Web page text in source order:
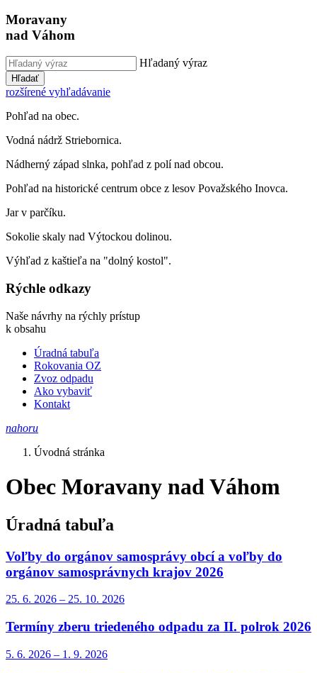
Moravany
nad Váhom
Hľadaný výraz
Hľadať
rozšírené vyhľadávanie
Pohľad na obec.
Vodná nádrž Striebornica.
Nádherný západ slnka, pohľad z polí nad obcou.
Pohľad na historické centrum obce z lesov Považského Inovca.
Jar v parčíku.
Sokolie skaly nad Výtockou dolinou.
Výhľad z kaštieľa na "dolný kostol".
Rýchle odkazy
Naše návrhy na rýchly prístup
k obsahu
Úradná tabuľa
Rokovania OZ
Zvoz odpadu
Ako vybaviť
Kontakt
nahoru
Úvodná stránka
Obec Moravany nad Váhom
Úradná tabuľa
Voľby do orgánov samosprávy obcí a voľby do
orgánov samosprávnych krajov 2026
25. 6. 2026 – 25. 10. 2026
Termíny zberu triedeného odpadu za II. polrok 2026
5. 6. 2026 – 1. 9. 2026